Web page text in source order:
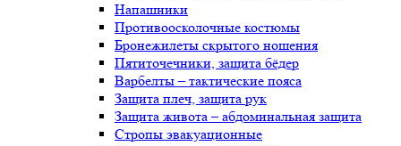
Напашники
Противоосколочные костюмы
Бронежилеты скрытого ношения
Пятиточечники, защита бёдер
Варбелты – тактические пояса
Защита плеч, защита рук
Защита живота – абдоминальная защита
Стропы эвакуационные